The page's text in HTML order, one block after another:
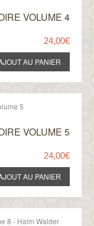
VOLUME 4
24,00€
VOLUME 5
24,00€